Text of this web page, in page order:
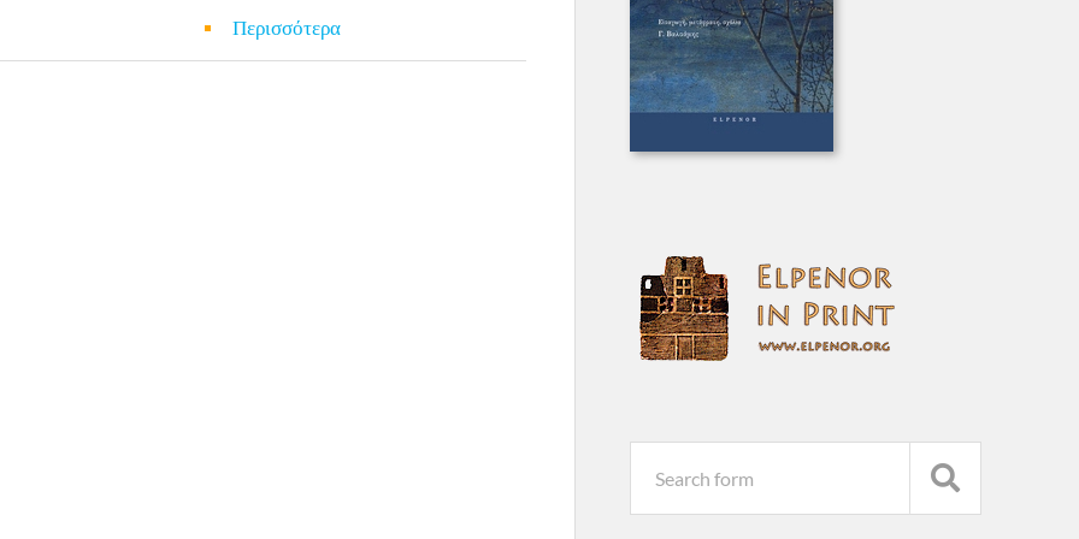
Περισσότερα